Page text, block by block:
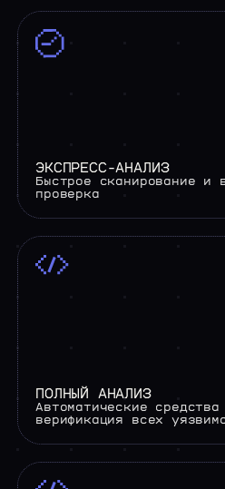
ЭКСПРЕСС-АНАЛИЗ
Быстрое сканирование и
проверка
ПОЛНЫЙ АНАЛИЗ
Автоматические
верификация всех